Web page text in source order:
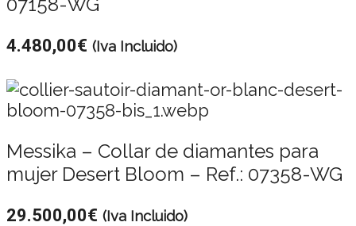
4.480,00€ (Iva Incluido)
Messika – Collar de diamantes para
mujer Desert Bloom – Ref.: 07358-WG
29.500,00€ (Iva Incluido)